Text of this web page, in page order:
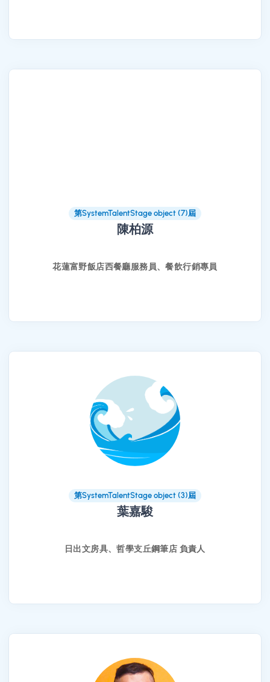
第SystemTalentStage object (7)屆
陳柏源
花蓮富野飯店西餐廳服務員、餐飲行銷專員
第SystemTalentStage object (3)屆
葉嘉駿
日出文房具、哲學支丘鋼筆店 負責人